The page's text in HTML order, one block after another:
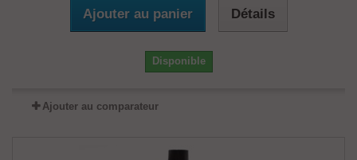
Ajouter au panier Détails
Disponible
Ajouter au comparateur